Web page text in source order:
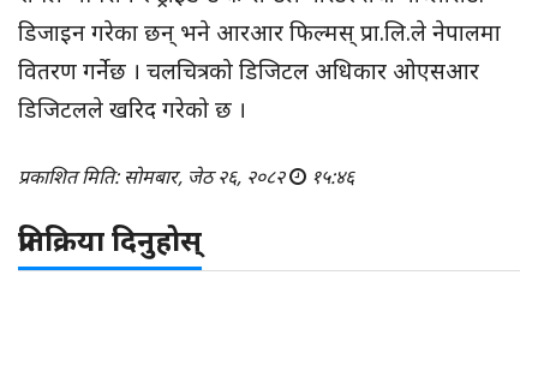
डिजाइन गरेका छन् भने आरआर फिल्मस् प्रा.लि.ले नेपालमा
वितरण गर्नेछ । चलचित्रको डिजिटल अधिकार ओएसआर
डिजिटलले खरिद गरेको छ ।
प्रकाशित मिति: सोमबार, जेठ २६, २०८२ १५:४६
प्रतिक्रिया दिनुहोस्